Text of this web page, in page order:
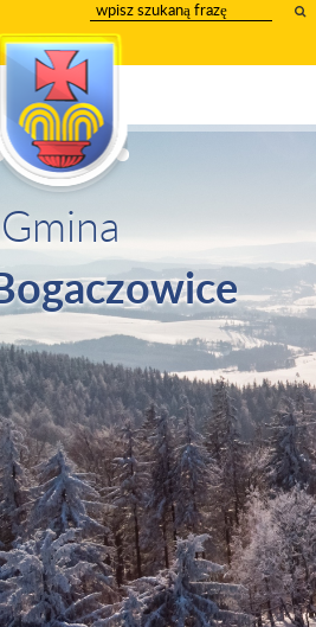
wpisz
szukany
tekst
Gmina